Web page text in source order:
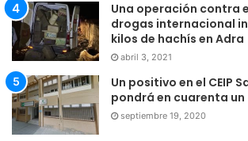
Una operación contra
drogas internacional
kilos de hachís en Adra
abril 3, 2021
Un positivo en el CEIP
pondrá en cuarenta un
septiembre 19, 2020